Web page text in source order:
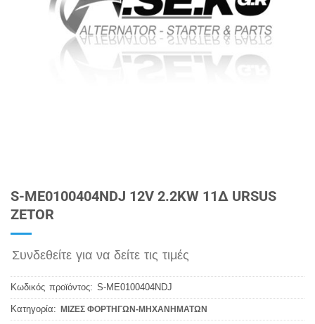
S-ME0100404NDJ 12V 2.2KW 11Δ URSUS
ZETOR
Συνδεθείτε για να δείτε τις τιμές
Κωδικός προϊόντος: S-ME0100404NDJ
Κατηγορία: ΜΙΖΕΣ ΦΟΡΤΗΓΩΝ-ΜΗΧΑΝΗΜΑΤΩΝ